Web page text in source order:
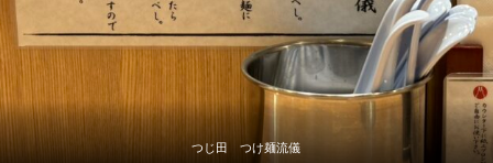
つじ田 つけ麺流儀